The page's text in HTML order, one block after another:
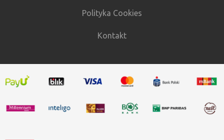
Polityka Cookies
Kontakt